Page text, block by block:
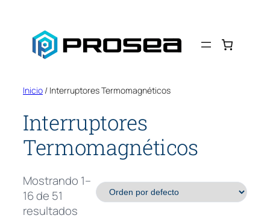
contenido
Inicio / Interruptores Termomagnéticos
Interruptores
Termomagnéticos
Mostrando 1–
16 de 51
resultados